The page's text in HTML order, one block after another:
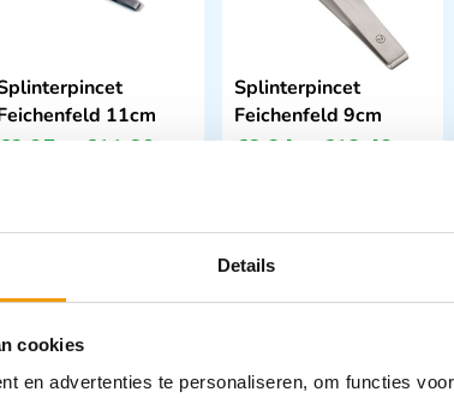
Details
cookies
en advertenties te personaliseren, om functies
11cm
€2,95 € 11,89
Leverbaar
Splinterpincet
Feichenfeld 9cm
€2,84 € 13,43